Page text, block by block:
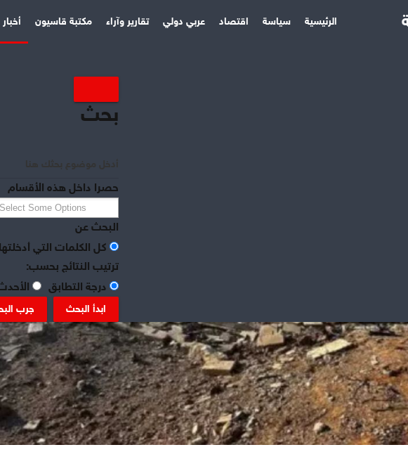
الرئيسية سياسة اقتصاد عربي دولي تقارير وآراء مكتبة قاسيون أخبار
بحث
حصرا داخل هذه الأقسام
البحث عن
كل الكلمات التي أدخلتها
ترتيب النتائج بحسب:
درجة التطابق
ابدأ البحث جرب